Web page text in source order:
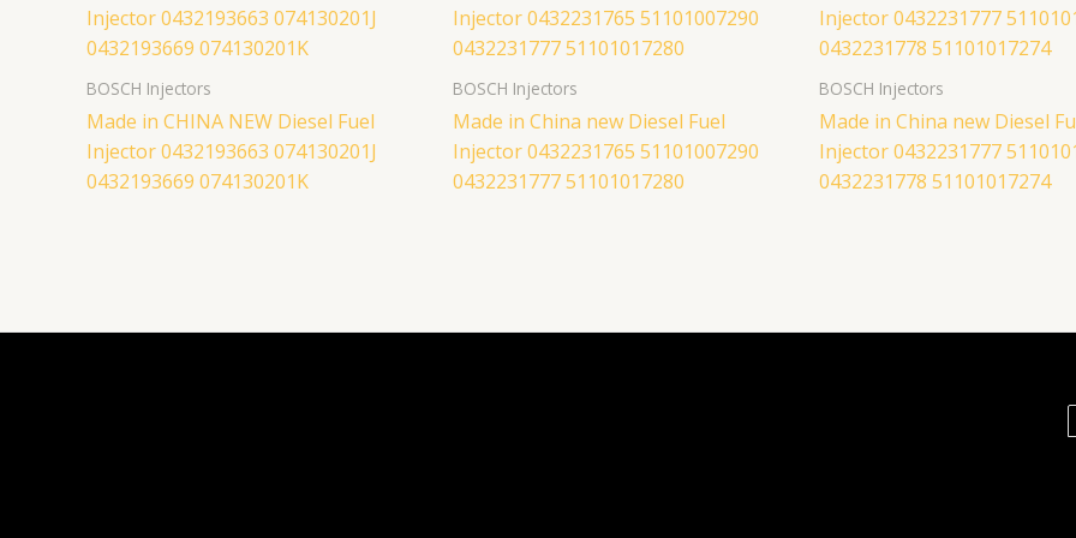
BOSCH Injectors
Made in CHINA NEW Diesel Fuel
Injector 0432193663 074130201J
0432193669 074130201K
BOSCH Injectors
Made in China new Diesel Fuel
Injector 0432231765 51101007290
0432231777 51101017280
BOSCH Injectors
Made in China new Diesel
Injector 0432231777
0432231778 51101017274